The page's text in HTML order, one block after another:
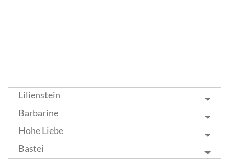
Lilienstein
Barbarine
Hohe Liebe
Bastei